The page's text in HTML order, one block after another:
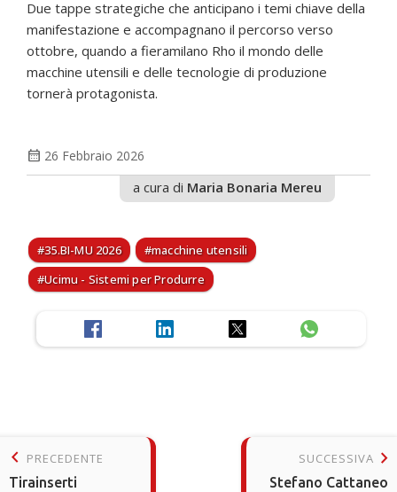
Due tappe strategiche che anticipano i temi chiave della
manifestazione e accompagnano il percorso verso
ottobre, quando a fieramilano Rho il mondo delle
macchine utensili e delle tecnologie di produzione
tornerà protagonista.
calendar_month 26 Febbraio 2026
a cura di Maria Bonaria Mereu
35.BI-MU 2026
macchine utensili
Ucimu - Sistemi per Produrre
keyboard_arrow_left PRECEDENTE
Tirainserti
SUCCESSIVA keyboard_arrow_right
Stefano Cattaneo